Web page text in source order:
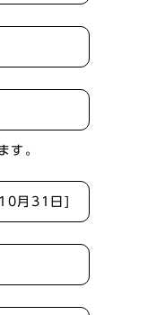
す。
月31日]